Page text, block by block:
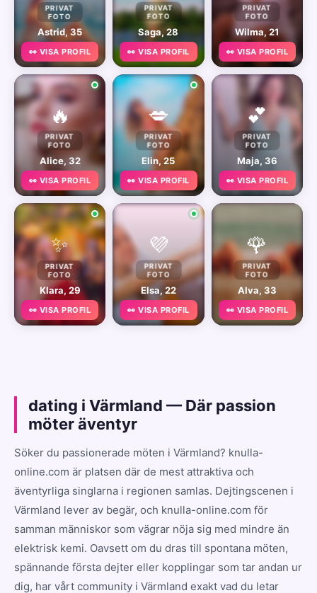
PRIVAT
FOTO
Astrid, 35
👀 VISA PROFIL
PRIVAT
FOTO
Saga, 28
👀 VISA PROFIL
PRIVAT
FOTO
Wilma, 21
👀 VISA PROFIL
🔥
PRIVAT
FOTO
Alice, 32
👀 VISA PROFIL
💋
PRIVAT
FOTO
Elin, 25
👀 VISA PROFIL
💕
PRIVAT
FOTO
Maja, 36
👀 VISA PROFIL
✨
PRIVAT
FOTO
Klara, 29
👀 VISA PROFIL
💜
PRIVAT
FOTO
Elsa, 22
👀 VISA PROFIL
🌹
PRIVAT
FOTO
Alva, 33
👀 VISA PROFIL
dating i Värmland — Där passion
möter äventyr
Söker du passionerade möten i Värmland? knulla-
online.com är platsen där de mest attraktiva och
äventyrliga singlarna i regionen samlas. Dejtingscenen i
Värmland lever av begär, och knulla-online.com för
samman människor som vägrar nöja sig med mindre än
elektrisk kemi. Oavsett om du dras till spontana möten,
spännande första dejter eller kopplingar som tar andan ur
dig, har vårt community i Värmland exakt vad du letar